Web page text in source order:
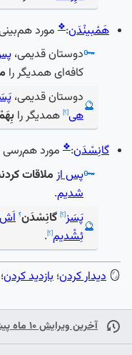
هَمْبینْدَن:
❖ مورد
🗝️دوستان قدیمی،
کافه‌ای همدیگر را
🔮
دوستان قدیمی،
هی[؟] همدیگر را
گانِسْدَن:
❖ مورد هم‌رسی
🗝️پس از ملاقات
شدیم.
🔮
پَسَز[؟] گانِسْدَن؟ اَش
ئِشْدیم[؟].
🪞 دیدار کردن؛ بازدید کردن؛
آخرین ویرایش ۱۰ ماه پیش